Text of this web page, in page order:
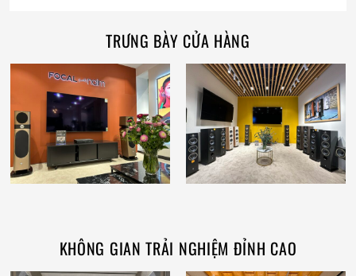
TRƯNG BÀY CỬA HÀNG
KHÔNG GIAN TRẢI NGHIỆM ĐỈNH CAO